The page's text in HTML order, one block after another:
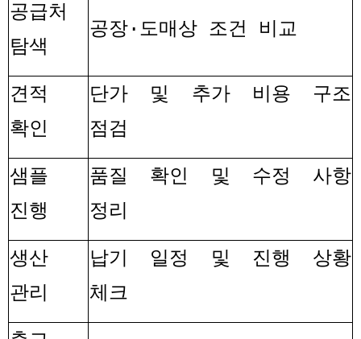
공급처
탐색
공장· 도매상 조건 비교
견적
확인
단가 및 추가 비용 구조
점검
샘플
진행
품질 확인 및 수정 사항
정리
생산
관리
납기 일정 및 진행 상황
체크